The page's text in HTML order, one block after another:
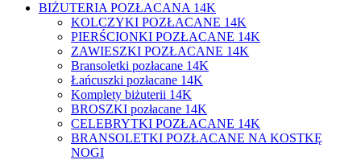
BIŻUTERIA POZŁACANA 14K
KOLCZYKI POZŁACANE 14K
PIERŚCIONKI POZŁACANE 14K
ZAWIESZKI POZŁACANE 14K
Bransoletki pozłacane 14K
Łańcuszki pozłacane 14K
Komplety biżuterii 14K
BROSZKI pozłacane 14K
CELEBRYTKI POZŁACANE 14K
BRANSOLETKI POZŁACANE NA KOSTKĘ
NOGI